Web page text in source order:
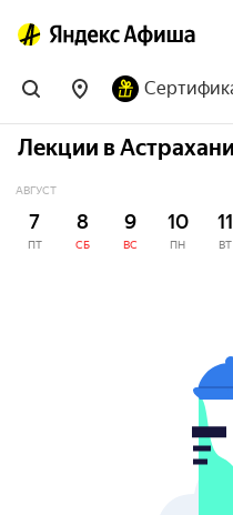
Лекции в
АВГУСТ
7
ПТ
8
СБ
9
ВС
10
ПН
11
ВТ